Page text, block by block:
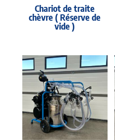
Chariot de traite
chèvre ( Réserve de
vide )